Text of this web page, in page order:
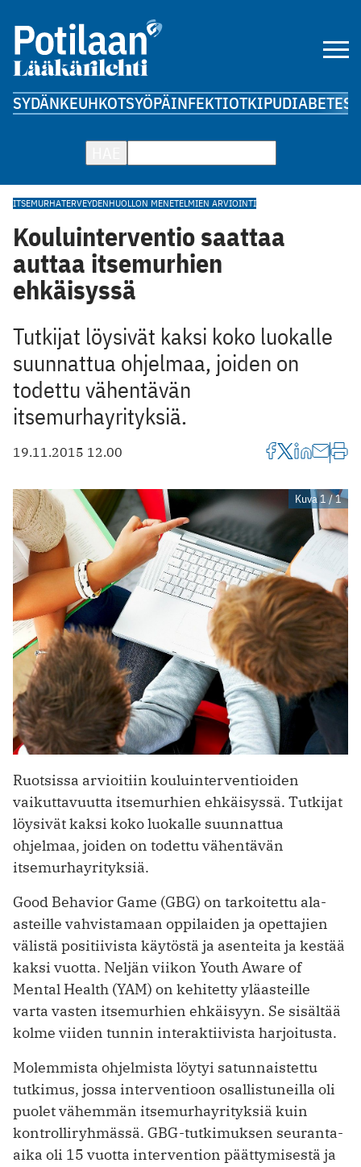
SYDÄNKEUHKOTSYÖPÄINFEKTIOTKIPUDIABETES
ITSEMURHATERVEYDENHUOLLON MENETELMIEN ARVIOINTI
Kouluinterventio saattaa
auttaa itsemurhien
ehkäisyssä
Tutkijat löysivät kaksi koko luokalle
suunnattua ohjelmaa, joiden on
todettu vähentävän
itsemurhayrityksiä.
19.11.2015 12.00
Kuva 1 / 1
Ruotsissa arvioitiin kouluinterventioiden
vaikuttavuutta itsemur­hien ehkäisyssä. Tutkijat
löysivät kaksi koko luokalle suunnattua
ohjelmaa, joiden on todettu vähentävän
itsemurhayrityksiä.
Good Behavior Game (GBG) on tarkoitettu ala-
asteille vahvistamaan oppilaiden ja opettajien
välistä positiivista käytöstä ja asenteita ja kestää
kaksi vuotta. Neljän viikon Youth Aware of
Mental Health (YAM) on kehitetty yläasteille
varta vasten itsemurhien ehkäisyyn. Se sisältää
kolme viiden tunnin interaktiivista harjoitusta.
Molemmista ohjelmista löytyi satunnaistettu
tutkimus, jossa interven­tioon osallistuneilla oli
puolet vähemmän itsemurhayrityksiä kuin
kontrolliryhmässä. GBG-tutkimuksen seuranta-
aika oli 15 vuotta intervention päättymisestä ja